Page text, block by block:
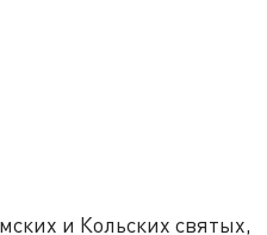
и Кольских святых,